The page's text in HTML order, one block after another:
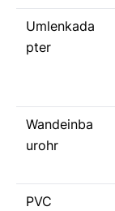
Umlenkada
pter
Wandeinba
urohr
PVC